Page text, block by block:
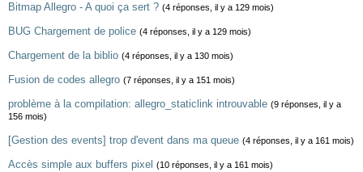
Bitmap Allegro - A quoi ça sert ? (4 réponses, il y a 129 mois)
BUG Chargement de police (4 réponses, il y a 129 mois)
Chargement de la biblio (4 réponses, il y a 130 mois)
Fusion de codes allegro (7 réponses, il y a 151 mois)
problème à la compilation: allegro_staticlink introuvable (9 réponses, il y a
156 mois)
[Gestion des events] trop d'event dans ma queue (4 réponses, il y a 161 mois)
Accès simple aux buffers pixel (10 réponses, il y a 161 mois)